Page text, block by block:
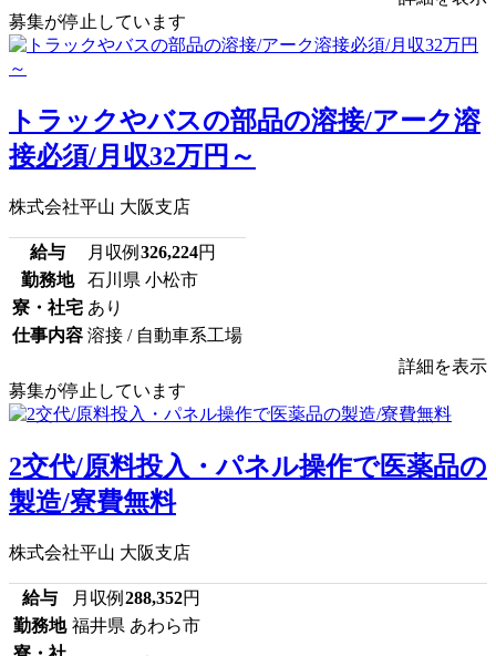
募集が停止しています
トラックやバスの部品の溶接/アーク溶
接必須/月収32万円～
株式会社平山 大阪支店
給与 月収例 326,224円
勤務地
石川県 小松市
寮・社宅 あり
仕事内容 溶接 / 自動車系工場
詳細を表示
募集が停止しています
2交代/原料投入・パネル操作で医薬品の
製造/寮費無料
株式会社平山 大阪支店
給与 月収例 288,352円
勤務地 福井県 あわら市